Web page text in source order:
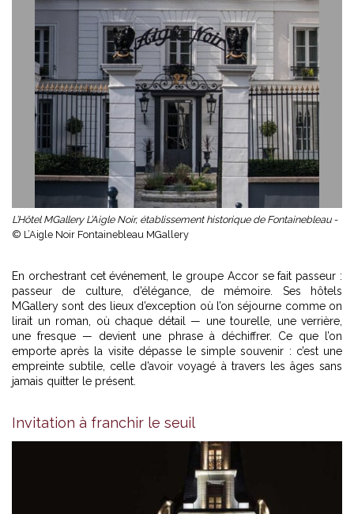
L’Hôtel MGallery L’Aigle Noir, établissement historique de Fontainebleau -
© L’Aigle Noir Fontainebleau MGallery
En orchestrant cet événement, le groupe Accor se fait passeur :
passeur de culture, d’élégance, de mémoire. Ses hôtels
MGallery sont des lieux d’exception où l’on séjourne comme on
lirait un roman, où chaque détail — une tourelle, une verrière,
une fresque — devient une phrase à déchiffrer. Ce que l’on
emporte après la visite dépasse le simple souvenir : c’est une
empreinte subtile, celle d’avoir voyagé à travers les âges sans
jamais quitter le présent.
Invitation à franchir le seuil